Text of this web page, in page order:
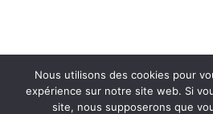
Nous utilisons des cookies pour
expérience sur notre site web. Si
site, nous supposerons que